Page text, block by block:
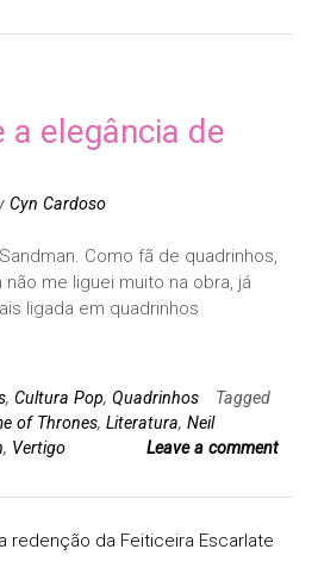
a elegância de
Cyn Cardoso
Como fã de quadrinhos,
me liguei muito na obra, já
ligada em quadrinhos
, Cultura Pop, Quadrinhos
Tagged
of Thrones, Literatura, Neil
, Vertigo Leave a comment